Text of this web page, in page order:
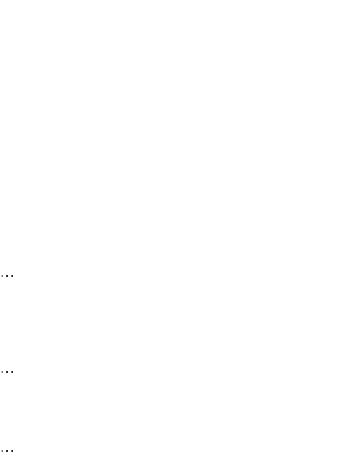
Trojdílný žebřík VENBOS HOBBY 4409 3x9
Trojdílný žebřík VENBOS HOBBY 4411 3x11
Trojdílný žebřík VENBOS HOBBY 4408 3x8